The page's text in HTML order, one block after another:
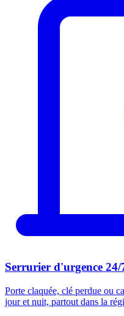
Serrurier d'urgence 24/
Porte claquée, clé perdue ou
jour et nuit, partout dans la